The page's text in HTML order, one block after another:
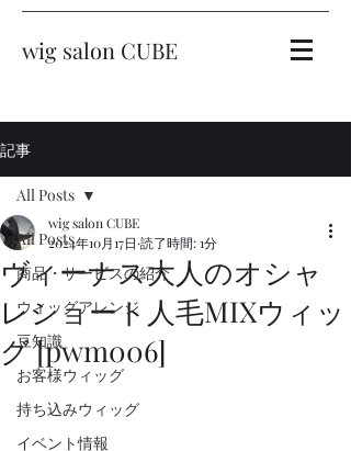
wig salon CUBE
記事
All Posts
商品・サービスの紹介
ウィッグアレンジ
豆知識
お客様ウィッグ
持ち込みウィッグ
イベント情報
All Posts
ヴィーナス大人のオシャ
レショート人毛MIXウィッ
グ [pwm006]
wig salon CUBE
2024年10月17日 読了時間: 1分